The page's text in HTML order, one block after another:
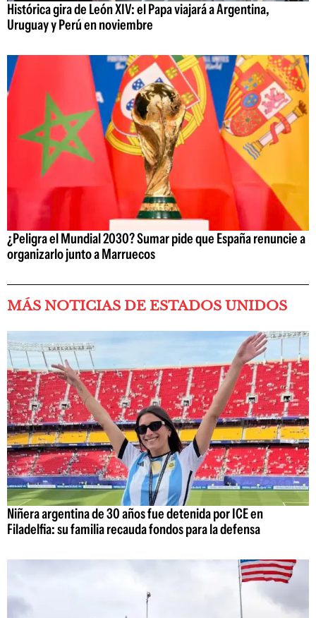
Histórica gira de León XIV: el Papa viajará a Argentina,
Uruguay y Perú en noviembre
¿Peligra el Mundial 2030? Sumar pide que España renuncie a
organizarlo junto a Marruecos
MÁS NOTICIAS DE ESTADOS UNIDOS
Niñera argentina de 30 años fue detenida por ICE en
Filadelfia: su familia recauda fondos para la defensa